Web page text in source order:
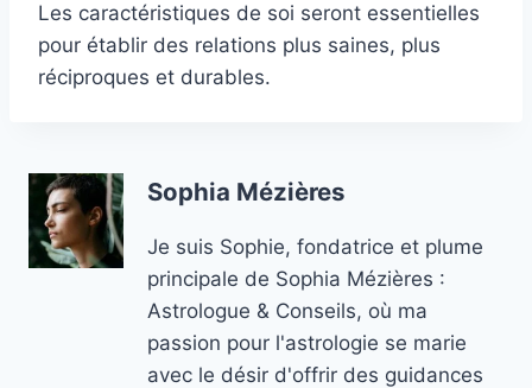
Les caractéristiques de soi seront essentielles
pour établir des relations plus saines, plus
réciproques et durables.
Sophia Mézières
Je suis Sophie, fondatrice et plume
principale de Sophia Mézières :
Astrologue & Conseils, où ma
passion pour l'astrologie se marie
avec le désir d'offrir des guidances